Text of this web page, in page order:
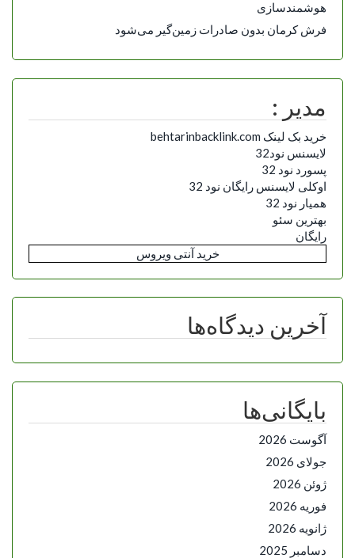
هوشمندسازی
فرش کرمان بدون صادرات زمین‌گیر می‌شود
مدیر :
خرید بک لینک behtarinbacklink.com
لایسنس نود32
پسورد نود 32
اوکلی لایسنس رایگان نود 32
همیار نود 32
بهترین سئو
رایگان
خرید آنتی ویروس
آخرین دیدگاه‌ها
بایگانی‌ها
آگوست 2026
جولای 2026
ژوئن 2026
فوریه 2026
ژانویه 2026
دسامبر 2025